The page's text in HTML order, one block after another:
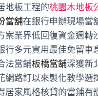
地板工程的桃園木地板
當舖在銀行申辦現場當
案業界低回復資金週轉
行多元實用最佳免留車
法當舖板橋當舖深獲新
網路訂以來製化教學選
居家風格核貸的當鋪有